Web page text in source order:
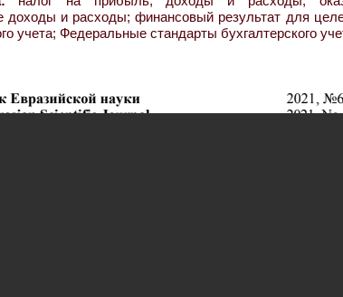
доходы и расходы; финансовый результат для
учета; Федеральные стандарты бухгалтерского